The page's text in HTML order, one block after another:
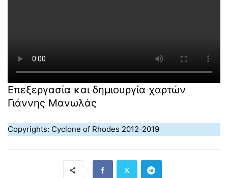
Επεξεργασία και δημιουργία χαρτών
Γιάννης Μανωλάς
Copyrights: Cyclone of Rhodes 2012-2019